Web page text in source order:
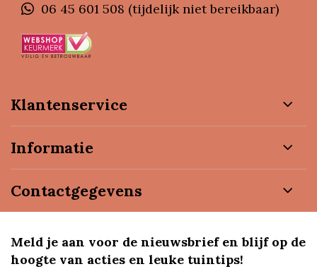
06 45 601 508 (tijdelijk niet bereikbaar)
Klantenservice
Informatie
Contactgegevens
Meld je aan voor de nieuwsbrief en blijf op de
hoogte van acties en leuke tuintips!